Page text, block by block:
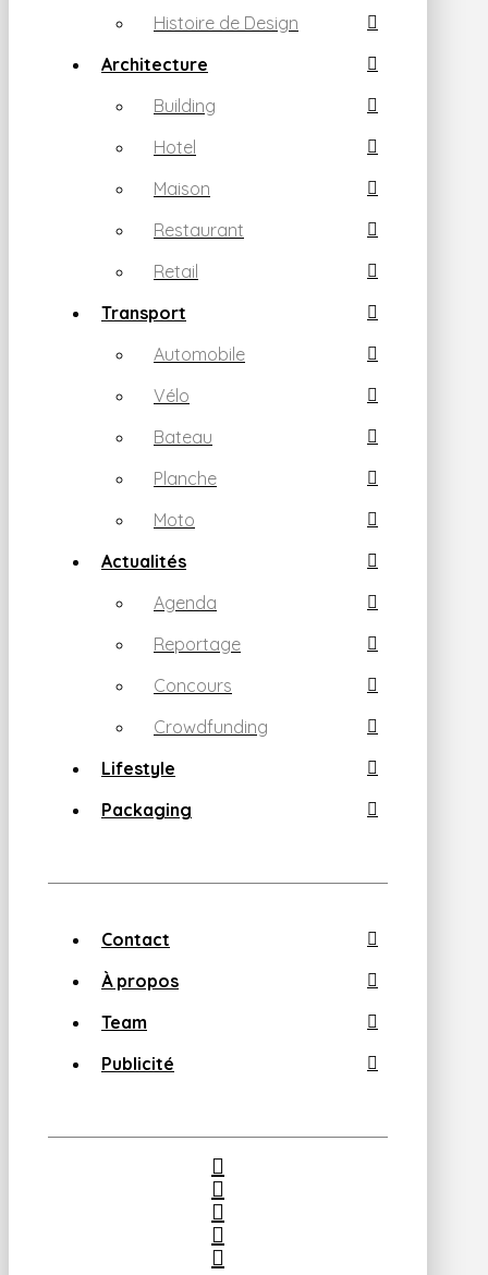
Histoire de Design
Architecture
Building
Hotel
Maison
Restaurant
Retail
Transport
Automobile
Vélo
Bateau
Planche
Moto
Actualités
Agenda
Reportage
Concours
Crowdfunding
Lifestyle
Packaging
Contact
À propos
Team
Publicité